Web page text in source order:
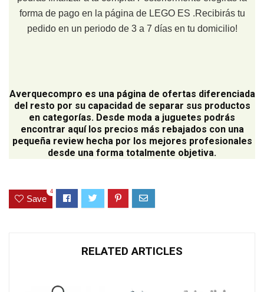
forma de pago en la página de LEGO ES .Recibirás tu
pedido en un periodo de 3 a 7 días en tu domicilio!
Averquecompro es una página de ofertas diferenciada
del resto por su capacidad de separar sus productos
en categorías. Desde moda a juguetes podrás
encontrar aquí los precios más rebajados con una
pequeña review hecha por los mejores profesionales
desde una forma totalmente objetiva.
Save
4
RELATED ARTICLES